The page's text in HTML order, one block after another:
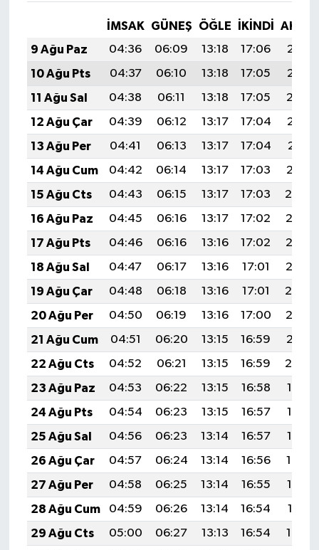
İMSAK GÜNEŞ ÖĞLE İKINDI
9 Ağu Paz
04:36 06:09 13:18 17:06
20:16
10 Ağu Pts
04:37 06:10 13:18 17:05
20:15
11 Ağu Sal
04:38 06:11 13:18 17:05
20:14
12 Ağu Çar
04:39 06:12 13:17 17:04
20:13
13 Ağu Per
04:41 06:13 13:17 17:04
20:11
14 Ağu Cum
04:42 06:14 13:17 17:03
20:10
15 Ağu Cts
04:43 06:15 13:17 17:03
20:09
16 Ağu Paz
04:45 06:16 13:17 17:02
20:08
17 Ağu Pts
04:46 06:16 13:16 17:02
20:06
18 Ağu Sal
04:47 06:17 13:16 17:01
20:05
19 Ağu Çar
04:48 06:18 13:16 17:01
20:04
20 Ağu Per
04:50 06:19 13:16 17:00
20:02
21 Ağu Cum
04:51 06:20 13:15 16:59
20:01
22 Ağu Cts
04:52 06:21 13:15 16:59
20:00
23 Ağu Paz
04:53 06:22 13:15 16:58
19:58
24 Ağu Pts
04:54 06:23 13:15 16:57
19:57
25 Ağu Sal
04:56 06:23 13:14 16:57
19:55
26 Ağu Çar
04:57 06:24 13:14 16:56
19:54
27 Ağu Per
04:58 06:25 13:14 16:55
19:53
28 Ağu Cum
04:59 06:26 13:14 16:54
19:51
29 Ağu Cts
05:00 06:27 13:13 16:54
19:50